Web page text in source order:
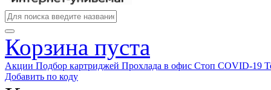
Корзина пуста
Акции Подбор картриджей Прохлада в офис Стоп COVID-19
Добавить по коду